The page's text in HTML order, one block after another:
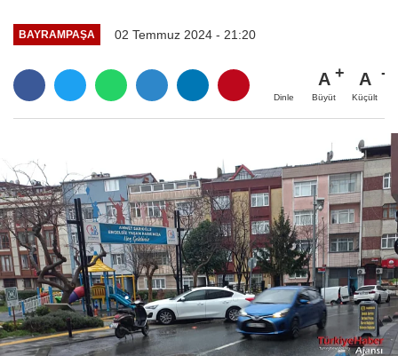
BAYRAMPAŞA 02 Temmuz 2024 - 21:20
Dinle
A
Büyüt
A
Küçült